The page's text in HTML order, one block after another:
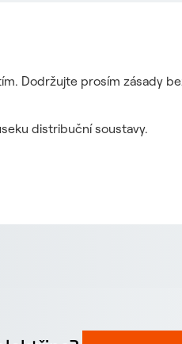
Dodržujte prosím zásady
distribuční soustavy.